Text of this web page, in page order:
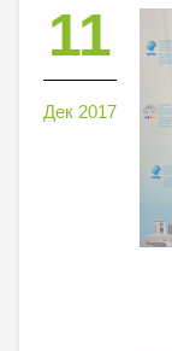
11
Дек 2017